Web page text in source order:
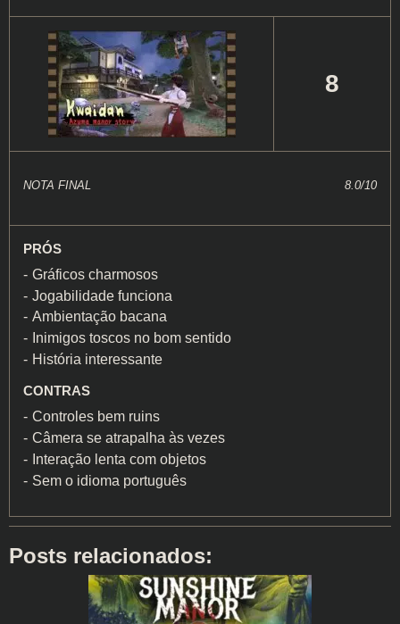
8
NOTA FINAL 8.0/10
PRÓS
Gráficos charmosos
Jogabilidade funciona
Ambientação bacana
Inimigos toscos no bom sentido
História interessante
CONTRAS
Controles bem ruins
Câmera se atrapalha às vezes
Interação lenta com objetos
Sem o idioma português
Posts relacionados: